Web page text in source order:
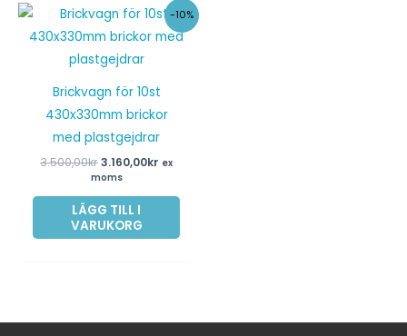
-10%
Brickvagn för 10st
430x330mm brickor
med plastgejdrar
3.500,00kr
Det
ursprungliga
priset
var:
3.500,00kr.
3.160,00kr
Det
nuvarande
priset
ex
moms
LÄGG TILL I
VARUKORG